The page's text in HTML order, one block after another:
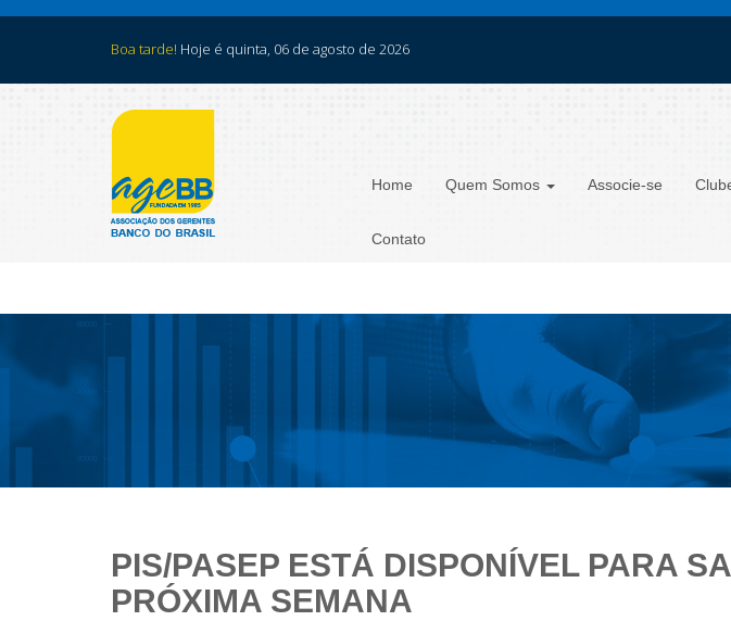
Boa tarde! Hoje é quinta, 06 de agosto de 2026
Home Quem Somos Associe-se
Contato
PIS/PASEP ESTÁ DISPONÍVEL PARA
PRÓXIMA SEMANA